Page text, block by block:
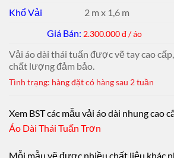
Khổ Vải
2 m x 1,6 m
Giá Bán: 2.300.000 đ / áo
Vải áo dài thái tuấn được vẽ tay cao cấp,
chất lượng đảm bảo.
Tình trạng: hàng đặt có hàng sau 2 tuần
Xem BST các mẫu vải áo dài nhung cao
Áo Dài Thái Tuấn Trơn
Mỗi mẫu vẽ được nhiều chất liệu khác